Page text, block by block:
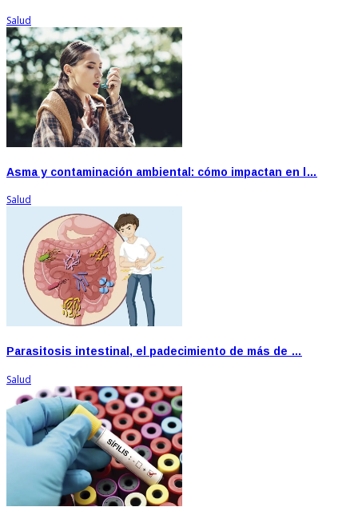
Salud
Asma y contaminación ambiental: cómo impactan en l…
Salud
Parasitosis intestinal, el padecimiento de más de …
Salud